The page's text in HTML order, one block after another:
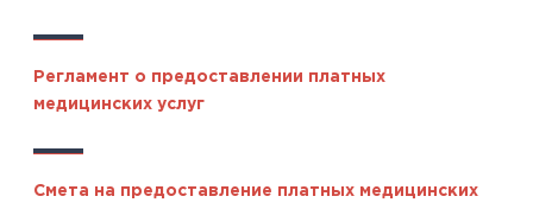
Регламент о предоставлении платных
медицинских услуг
Смета на предоставление платных медицинских